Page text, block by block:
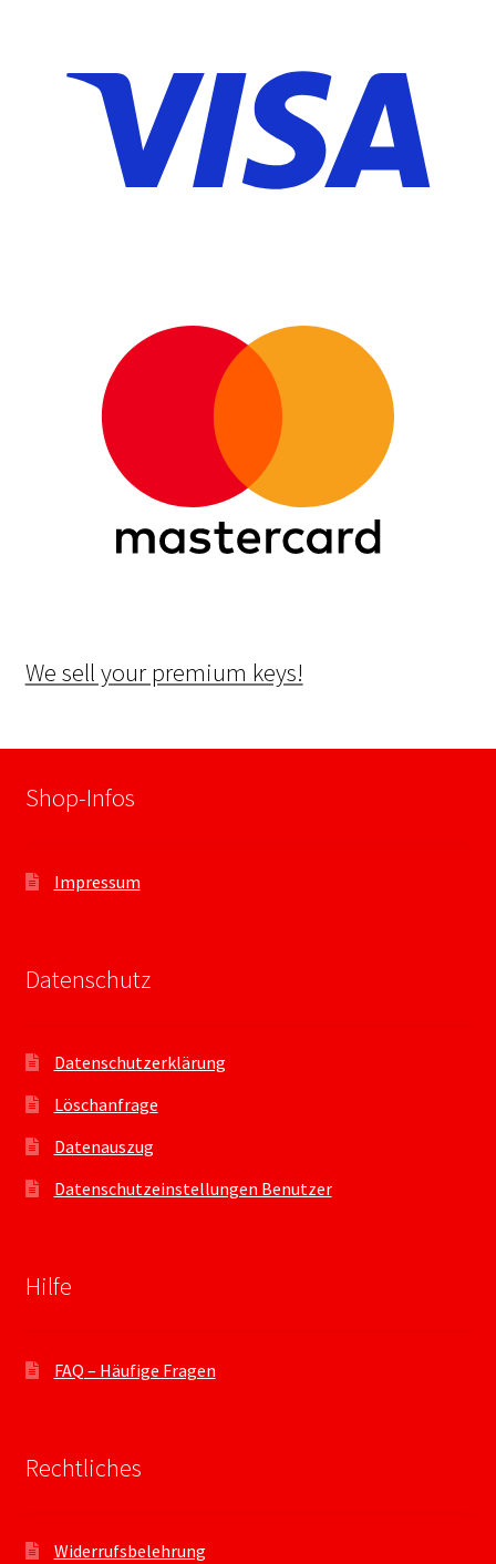
We sell your premium keys!
Shop-Infos
Impressum
Datenschutz
Datenschutzerklärung
Löschanfrage
Datenauszug
Datenschutzeinstellungen Benutzer
Hilfe
FAQ – Häufige Fragen
Rechtliches
Widerrufsbelehrung